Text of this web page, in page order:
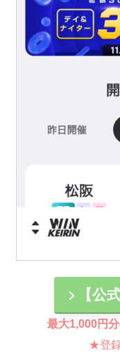
【公
最大1,000円
★登